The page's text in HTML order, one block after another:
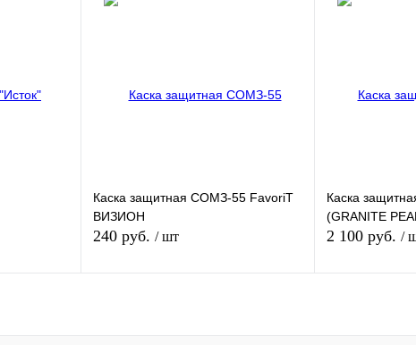
наличии
Каска защитная СОМЗ-55 FavoriT
ВИЗИОН
240 руб. / шт
Каска
(GRANITE
2 100 руб. /